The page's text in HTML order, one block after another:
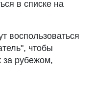
в списке на
воспользоваться
чтобы
за рубежом,